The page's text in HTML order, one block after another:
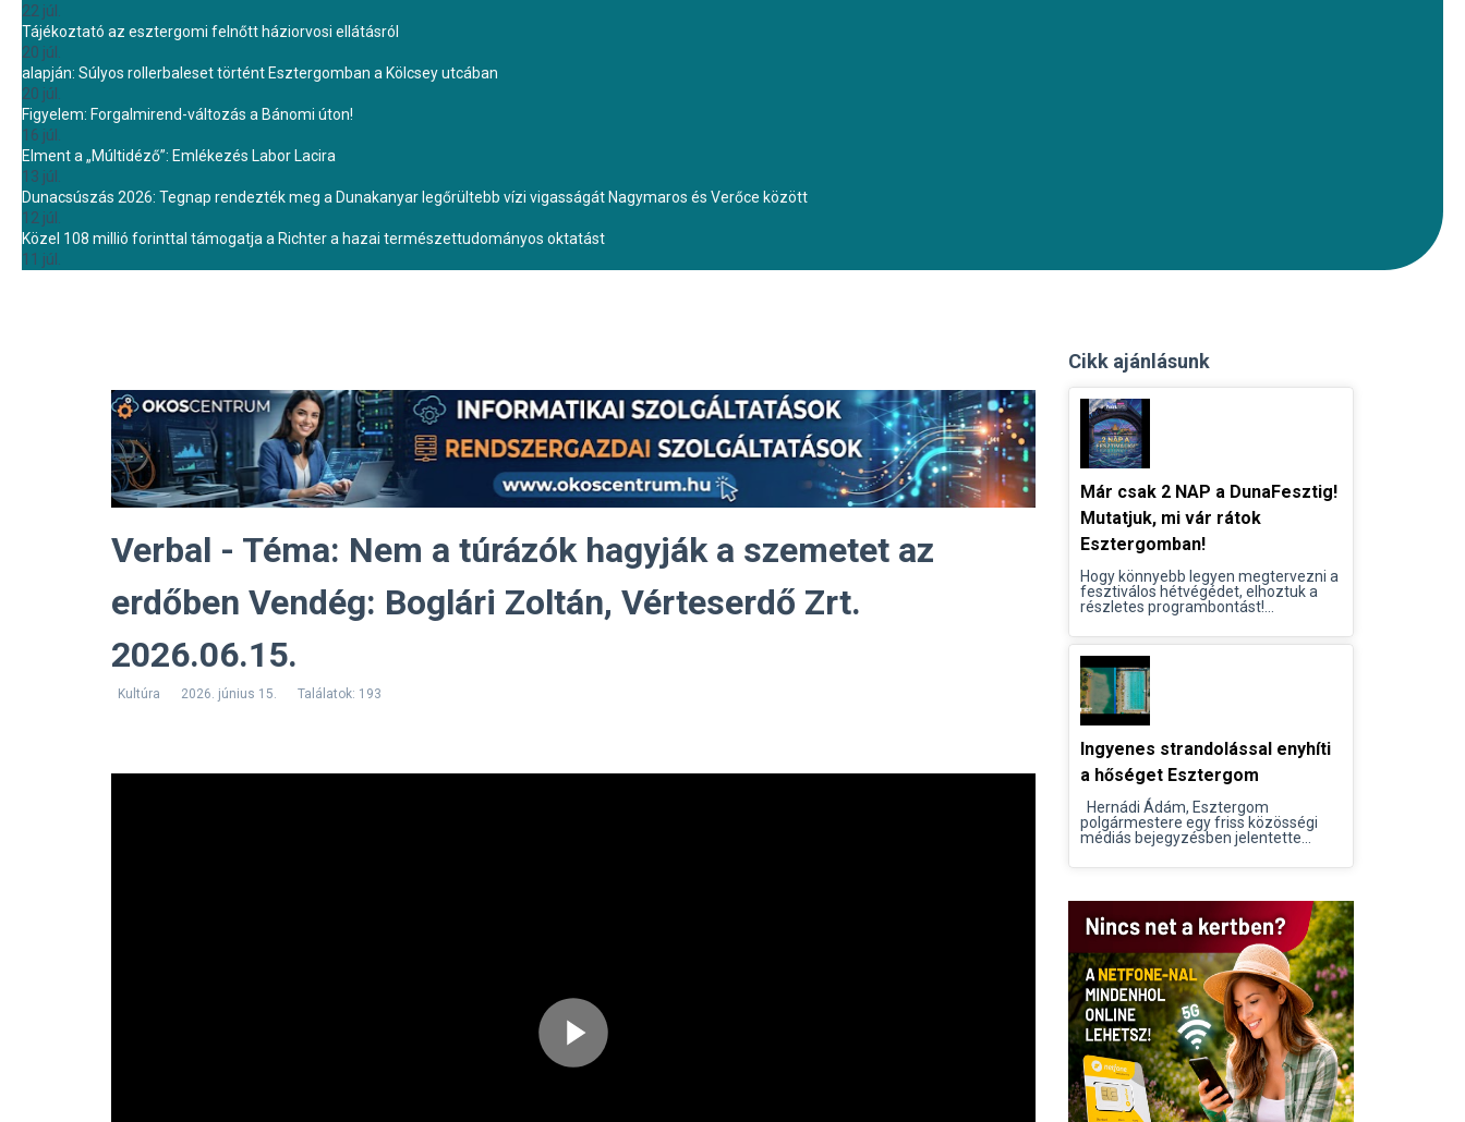
22 júl.
Tájékoztató az esztergomi felnőtt háziorvosi ellátásról
20 júl.
alapján: Súlyos rollerbaleset történt Esztergomban a Kölcsey utcában
20 júl.
Figyelem: Forgalmirend-változás a Bánomi úton!
16 júl.
Elment a „Múltidéző”: Emlékezés Labor Lacira
13 júl.
Dunacsúszás 2026: Tegnap rendezték meg a Dunakanyar legőrültebb vízi vigasságát Nagymaros és Verőce között
12 júl.
Közel 108 millió forinttal támogatja a Richter a hazai természettudományos oktatást
11 júl.
Verbal - Téma: Nem a túrázók hagyják a szemetet az
erdőben Vendég: Boglári Zoltán, Vérteserdő Zrt.
2026.06.15.
Kultúra 2026. június 15. Találatok: 193
Cikk ajánlásunk
Már csak 2 NAP a DunaFesztig!
Mutatjuk, mi vár rátok
Esztergomban!
Hogy könnyebb legyen megtervezni a
fesztiválos hétvégédet, elhoztuk a
részletes programbontást!...
Ingyenes strandolással enyhíti
a hőséget Esztergom
Hernádi Ádám, Esztergom
polgármestere egy friss közösségi
médiás bejegyzésben jelentette...